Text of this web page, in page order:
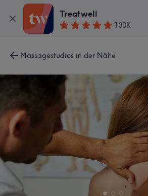
Treatwell
130K
Massagestudios in der Nähe